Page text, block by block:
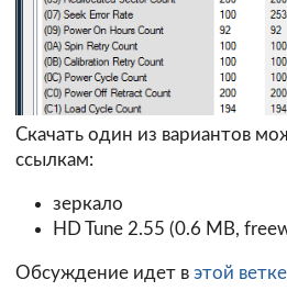
Скачать один из вариантов
ссылкам:
зеркало
HD Tune 2.55 (0.6 MB,
Обсуждение идет в этой ветке